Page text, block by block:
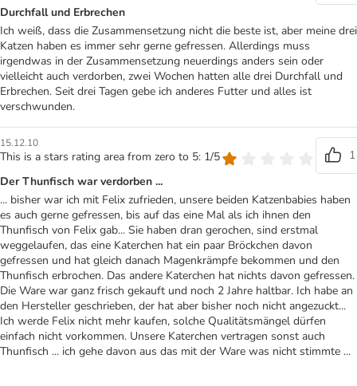
Durchfall und Erbrechen
Ich weiß, dass die Zusammensetzung nicht die beste ist, aber meine drei
Katzen haben es immer sehr gerne gefressen. Allerdings muss
irgendwas in der Zusammensetzung neuerdings anders sein oder
vielleicht auch verdorben, zwei Wochen hatten alle drei Durchfall und
Erbrechen. Seit drei Tagen gebe ich anderes Futter und alles ist
verschwunden.
15.12.10
This is a stars rating area from zero to 5: 1/5
1
Der Thunfisch war verdorben ...
... bisher war ich mit Felix zufrieden, unsere beiden Katzenbabies haben
es auch gerne gefressen, bis auf das eine Mal als ich ihnen den
Thunfisch von Felix gab... Sie haben dran gerochen, sind erstmal
weggelaufen, das eine Katerchen hat ein paar Bröckchen davon
gefressen und hat gleich danach Magenkrämpfe bekommen und den
Thunfisch erbrochen. Das andere Katerchen hat nichts davon gefressen.
Die Ware war ganz frisch gekauft und noch 2 Jahre haltbar. Ich habe an
den Hersteller geschrieben, der hat aber bisher noch nicht angezuckt...
Ich werde Felix nicht mehr kaufen, solche Qualitätsmängel dürfen
einfach nicht vorkommen. Unsere Katerchen vertragen sonst auch
Thunfisch ... ich gehe davon aus das mit der Ware was nicht stimmte ...